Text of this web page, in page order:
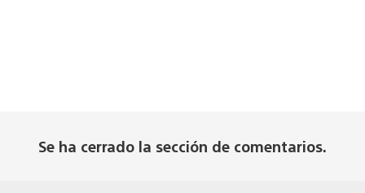
Se ha cerrado la sección de comentarios.